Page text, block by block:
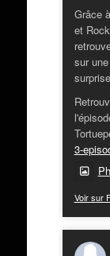
Grâce
et
sur
3-
Voir sur